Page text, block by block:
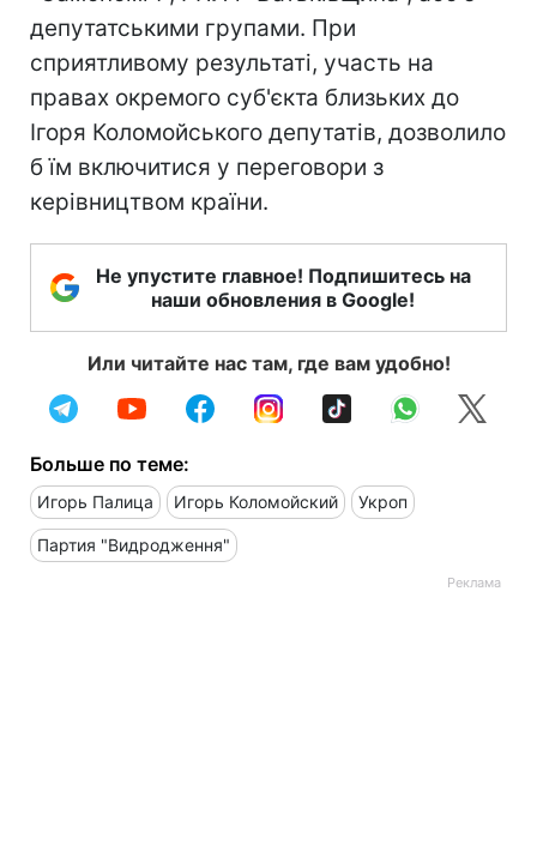
депутатськими групами. При
сприятливому результаті, участь на
правах окремого суб'єкта близьких до
Ігоря Коломойського депутатів, дозволило
б їм включитися у переговори з
керівництвом країни.
Не упустите главное! Подпишитесь на
наши обновления в Google!
Или читайте нас там, где вам удобно!
Больше по теме:
Игорь Палица Игорь Коломойский Укроп
Партия "Видродження"